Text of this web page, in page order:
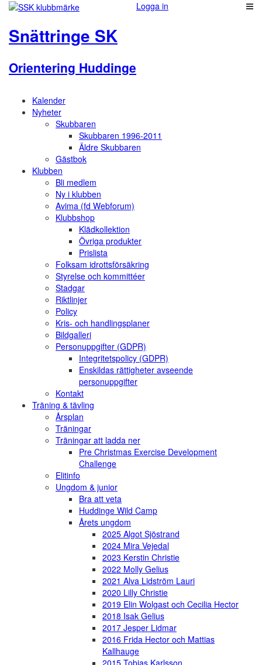
Logga in
Snättringe SK
Orientering Huddinge
Kalender
Nyheter
Skubbaren
Skubbaren 1996-2011
Äldre Skubbaren
Gästbok
Klubben
Bli medlem
Ny i klubben
Avima (fd Webforum)
Klubbshop
Klädkollektion
Övriga produkter
Prislista
Folksam idrottsförsäkring
Styrelse och kommittéer
Stadgar
Riktlinjer
Policy
Kris- och handlingsplaner
Bildgalleri
Personuppgifter (GDPR)
Integritetspolicy (GDPR)
Enskildas rättigheter avseende
personuppgifter
Kontakt
Träning & tävling
Årsplan
Träningar
Träningar att ladda ner
Pre Christmas Exercise Development
Challenge
Elitinfo
Ungdom & junior
Bra att veta
Huddinge Wild Camp
Årets ungdom
2025 Algot Sjöstrand
2024 Mira Vejedal
2023 Kerstin Christie
2022 Molly Gelius
2021 Alva Lidström Lauri
2020 Lilly Christie
2019 Elin Wolgast och Cecilia Hector
2018 Isak Gelius
2017 Jesper Lidmar
2016 Frida Hector och Mattias
Kallhauge